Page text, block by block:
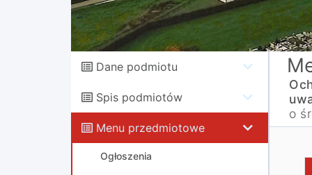
Dane podmiotu
Spis podmiotów
Menu przedmiotowe
Ogłoszenia
o